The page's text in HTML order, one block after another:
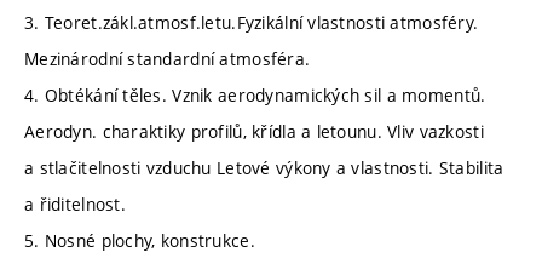
3. Teoret.zákl.atmosf.letu.Fyzikální vlastnosti atmosféry.
Mezinárodní standardní atmosféra.
4. Obtékání těles. Vznik aerodynamických sil a momentů.
Aerodyn. charaktiky profilů, křídla a letounu. Vliv vazkosti
a stlačitelnosti vzduchu Letové výkony a vlastnosti. Stabilita
a řiditelnost.
5. Nosné plochy, konstrukce.